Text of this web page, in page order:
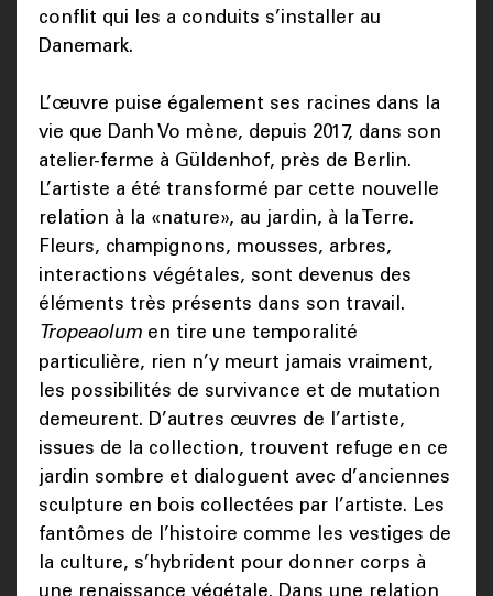
conflit qui les a conduits s’installer au
Danemark.
L’œuvre puise également ses racines dans la
vie que Danh Vo mène, depuis 2017, dans son
atelier-ferme à Güldenhof, près de Berlin.
L’artiste a été transformé par cette nouvelle
relation à la «nature», au jardin, à la Terre.
Fleurs, champignons, mousses, arbres,
interactions végétales, sont devenus des
éléments très présents dans son travail.
Tropeaolum en tire une temporalité
particulière, rien n’y meurt jamais vraiment,
les possibilités de survivance et de mutation
demeurent. D’autres œuvres de l’artiste,
issues de la collection, trouvent refuge en ce
jardin sombre et dialoguent avec d’anciennes
sculpture en bois collectées par l’artiste. Les
fantômes de l’histoire comme les vestiges de
la culture, s’hybrident pour donner corps à
une renaissance végétale. Dans une relation